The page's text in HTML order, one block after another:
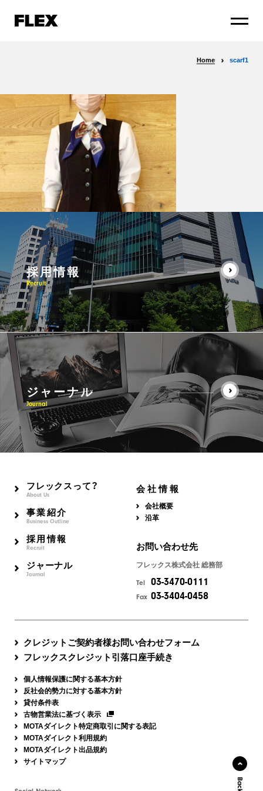
Home scarf1
採用情報
Recruit
ジャーナル
Journal
フレックスって？
About Us
事業紹介
Business Outline
採用情報
Recruit
ジャーナル
Journal
会社情報
会社概要
沿革
お問い合わせ先
フレックス株式会社 総務部
Tel 03-3470-0111
Fax 03-3404-0458
クレジットご契約者様お問い合わせフォーム
フレックスクレジット引落口座手続き
個人情報保護に関する基本方針
反社会的勢力に対する基本方針
貸付条件表
古物営業法に基づく表示
MOTAダイレクト特定商取引に関する表記
MOTAダイレクト利用規約
MOTAダイレクト出品規約
サイトマップ